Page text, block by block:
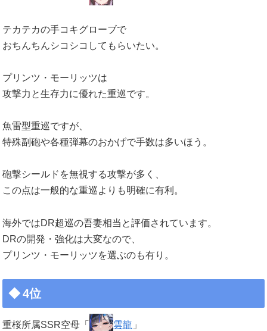
テカテカの手コキグローブで
おちんちんシコシコしてもらいたい。
プリンツ・モーリッツは
攻撃力と生存力に優れた重巡です。
魚雷型重巡ですが、
特殊副砲や各種弾幕のおかげで手数は多いほう。
砲撃シールドを無視する攻撃が多く、
この点は一般的な重巡よりも明確に有利。
海外ではDR超巡の吾妻相当と評価されています。
DRの開発・強化は大変なので、
プリンツ・モーリッツを選ぶのも有り。
4位
重桜所属SSR空母「 雲龍 」